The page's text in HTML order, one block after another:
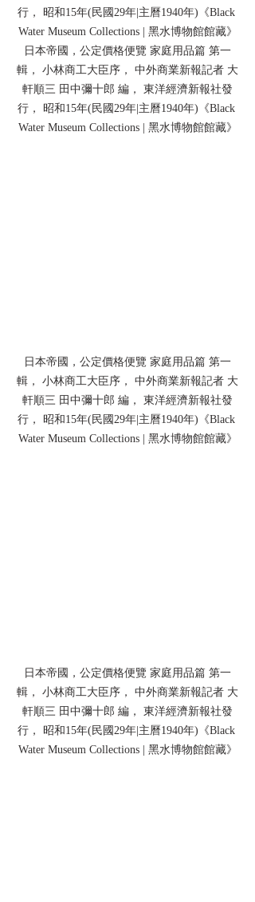
行， 昭和15年(民國29年|主曆1940年)《Black
Water Museum Collections | 黑水博物館館藏》
日本帝國，公定價格便覽 家庭用品篇 第一
輯， 小林商工大臣序， 中外商業新報記者 大
軒順三 田中彌十郎 編， 東洋經濟新報社發
行， 昭和15年(民國29年|主曆1940年)《Black
Water Museum Collections | 黑水博物館館藏》
日本帝國，公定價格便覽 家庭用品篇 第一
輯， 小林商工大臣序， 中外商業新報記者 大
軒順三 田中彌十郎 編， 東洋經濟新報社發
行， 昭和15年(民國29年|主曆1940年)《Black
Water Museum Collections | 黑水博物館館藏》
日本帝國，公定價格便覽 家庭用品篇 第一
輯， 小林商工大臣序， 中外商業新報記者 大
軒順三 田中彌十郎 編， 東洋經濟新報社發
行， 昭和15年(民國29年|主曆1940年)《Black
Water Museum Collections | 黑水博物館館藏》